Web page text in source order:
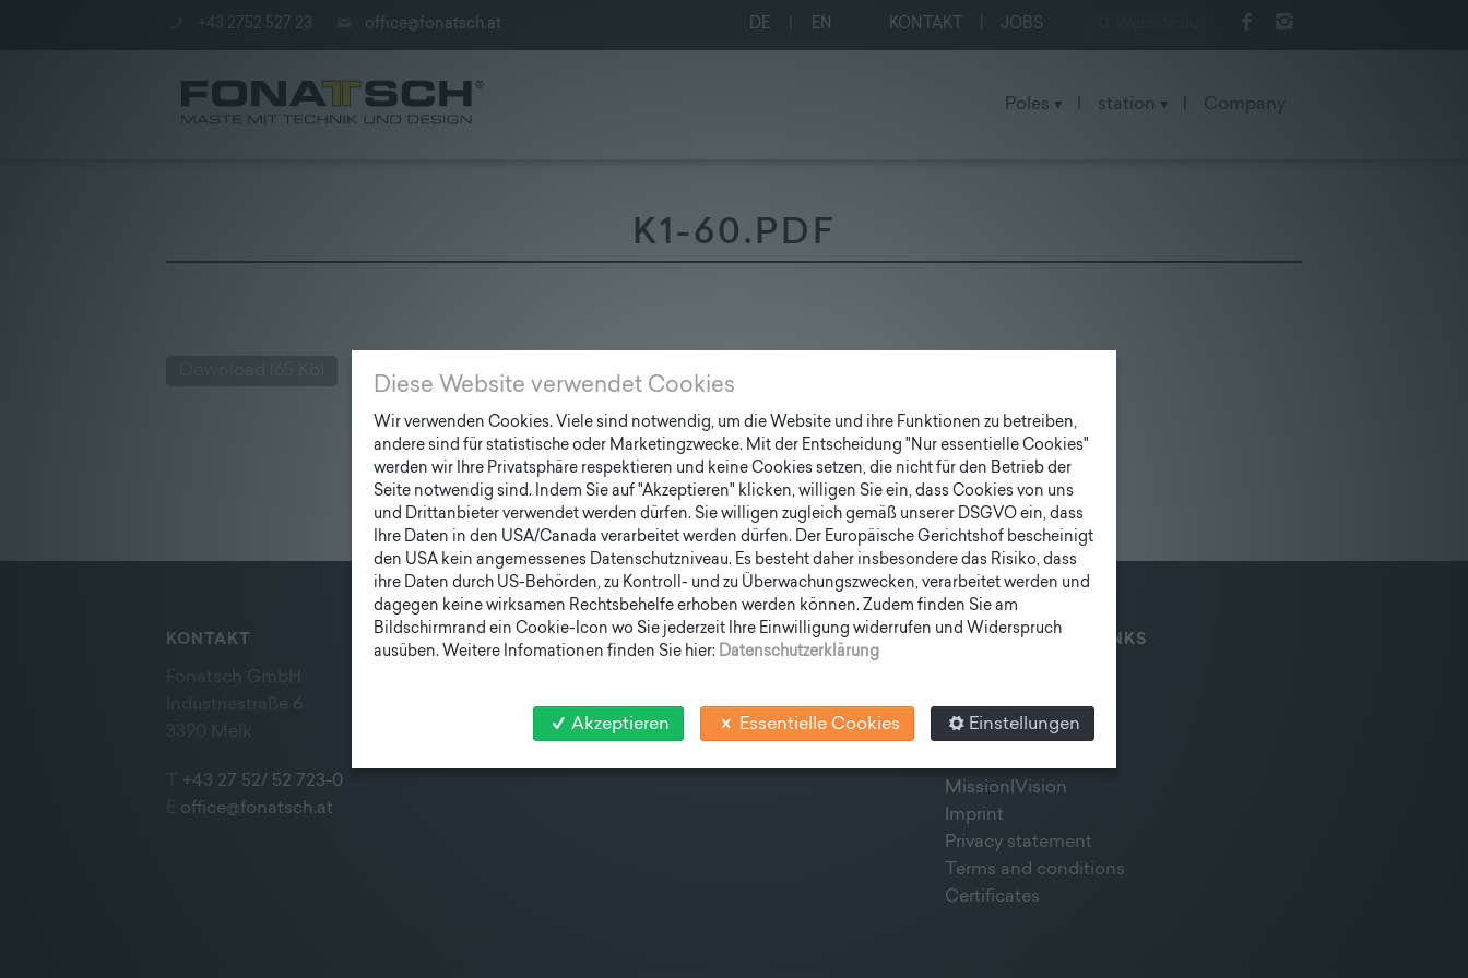
+43 2752 527 23 office@fonatsch.at KONTAKT JOBS
DE EN
Poles station Company
Poles
K1-60.PDF
KONTAKT
Fonatsch GmbH
Industriestraße 6
+43 27 52/ 52 723-0
office@fonatsch.at
QUICK OVERVIEW
COMPANY
TEAM
NEWSLETTER
SOCIAL MEDIA & LINKS
Mission|Vision
Imprint
Privacy statement
Terms and conditions
Certificates
Diese Website verwendet Cookies
Wir verwenden Cookies. Viele sind notwendig, um die Website und ihre Funktionen zu betreiben,
andere sind für statistische oder Marketingzwecke. Mit der Entscheidung "Nur essentielle Cookies"
werden wir Ihre Privatsphäre respektieren und keine Cookies setzen, die nicht für den Betrieb der
Seite notwendig sind. Indem Sie auf "Akzeptieren" klicken, willigen Sie ein, dass Cookies von uns
und Drittanbieter verwendet werden dürfen. Sie willigen zugleich gemäß unserer DSGVO ein, dass
Ihre Daten in den USA/Canada verarbeitet werden dürfen. Der Europäische Gerichtshof bescheinigt
den USA kein angemessenes Datenschutzniveau. Es besteht daher insbesondere das Risiko, dass
ihre Daten durch US-Behörden, zu Kontroll- und zu Überwachungszwecken, verarbeitet werden und
dagegen keine wirksamen Rechtsbehelfe erhoben werden können. Zudem finden Sie am
Bildschirmrand ein Cookie-Icon wo Sie jederzeit Ihre Einwilligung widerrufen und Widerspruch
ausüben. Weitere Infomationen finden Sie hier: Datenschutzerklärung
Akzeptieren Essentielle Cookies Einstellungen